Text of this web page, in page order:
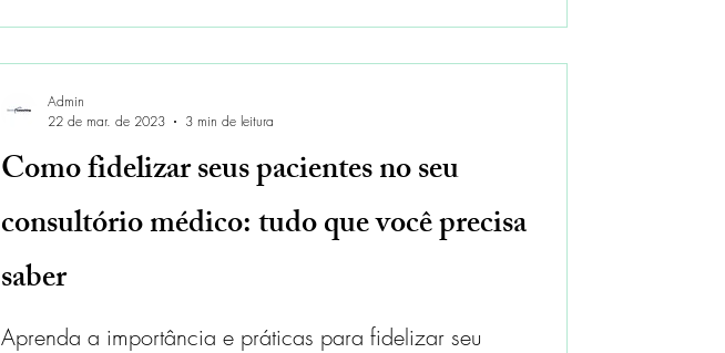
Como fidelizar seus pacientes no seu
consultório médico: tudo que você precisa
saber
Aprenda a importância e práticas para fidelizar seu
Admin
22 de mar. de 2023
3 min de leitura